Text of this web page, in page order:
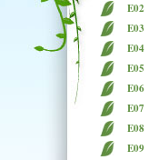
E02
E03
E04
E05
E06
E07
E08
E09